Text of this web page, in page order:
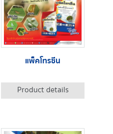
แพ็คโทรซีน
Product details